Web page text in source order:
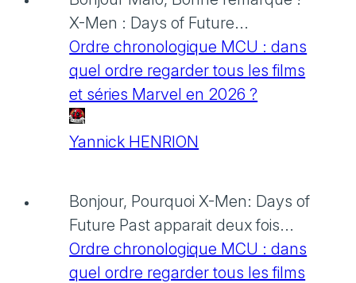
X-Men : Days of Future...
Ordre chronologique MCU : dans
quel ordre regarder tous les films
et séries Marvel en 2026 ?
Yannick HENRION
Bonjour, Pourquoi X-Men: Days of
Future Past apparait deux fois...
Ordre chronologique MCU : dans
quel ordre regarder tous les films